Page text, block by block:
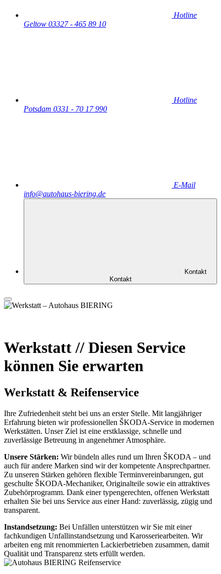
Hotline
Geltow 03327 - 465 89 10
Hotline
Potsdam 0331 - 70 17 990
E-Mail
info@autohaus-biering.de
Kontakt
Kontakt
Werkstatt// Diesen Service
können Sie erwarten
Werkstatt & Reifenservice
Ihre Zufriedenheit steht bei uns an erster Stelle. Mit langjähriger
Erfahrung bieten wir professionellen ŠKODA-Service in modernen
Werkstätten. Unser Ziel ist eine erstklassige, schnelle und
zuverlässige Betreuung in angenehmer Atmosphäre.
Unsere Stärken: Wir bündeln alles rund um Ihren ŠKODA – und
auch für andere Marken sind wir der kompetente Ansprechpartner.
Zu unseren Stärken gehören flexible Terminvereinbarungen, gut
geschulte ŠKODA-Mechaniker, Originalteile sowie ein attraktives
Zubehörprogramm. Dank einer typengerechten, offenen Werkstatt
erhalten Sie bei uns Service aus einer Hand: zuverlässig, zügig und
transparent.
Instandsetzung: Bei Unfällen unterstützen wir Sie mit einer
fachkundigen Unfallinstandsetzung und Karosseriearbeiten. Wir
arbeiten eng mit renommierten Lackierbetrieben zusammen, damit
Qualität und Transparenz stets erfüllt werden.